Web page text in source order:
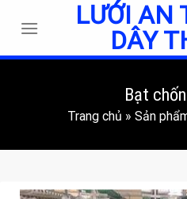
LƯỚI AN
DÂY
Bạt
Trang chủ » Sản